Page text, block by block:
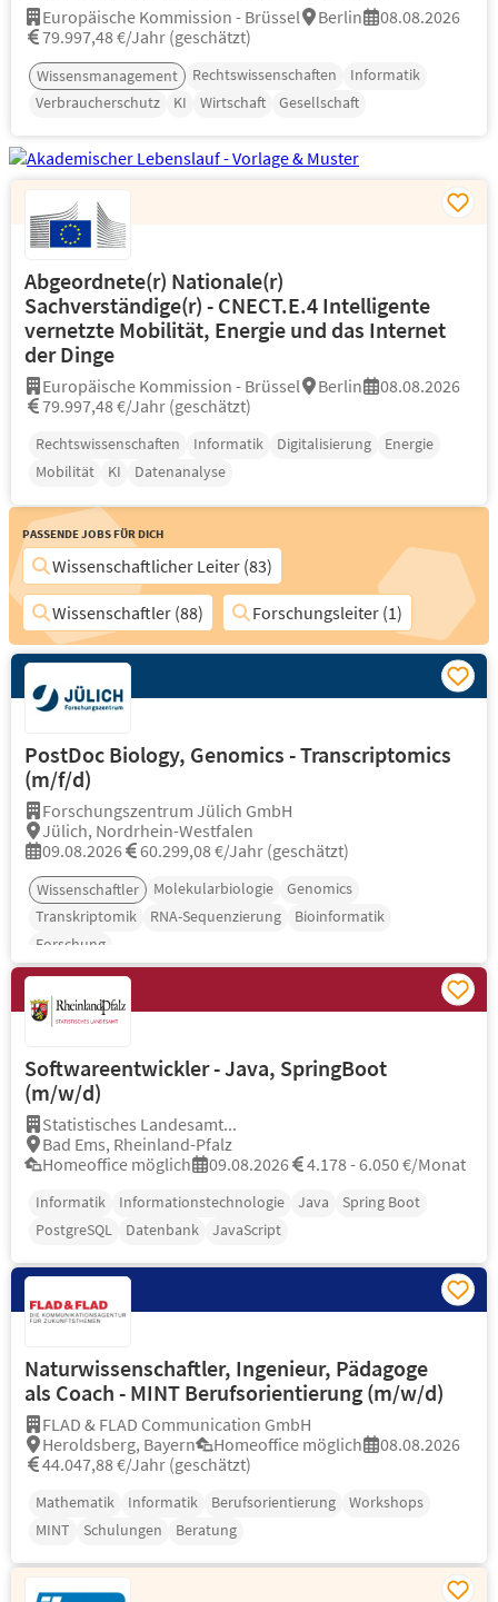
Europäische Kommission - Brüssel Berlin
08.08.2026
79.997,48 €/Jahr (geschätzt)
Wissensmanagement Rechtswissenschaften
Informatik
Verbraucherschutz
KI Wirtschaft Gesellschaft
Abgeordnete(r) Nationale(r)
Sachverständige(r) - CNECT.E.4 Intelligente
vernetzte Mobilität, Energie und das Internet
der Dinge
Europäische Kommission - Brüssel Berlin
08.08.2026
79.997,48 €/Jahr (geschätzt)
Rechtswissenschaften Informatik Digitalisierung
Energie
Mobilität
KI Datenanalyse
Passende Jobs für Dich
Wissenschaftlicher Leiter (83)
Wissenschaftler (88) Forschungsleiter (1)
PostDoc Biology, Genomics - Transcriptomics
(m/f/d)
Forschungszentrum Jülich GmbH
Jülich, Nordrhein-Westfalen
09.08.2026
60.299,08 €/Jahr (geschätzt)
Wissenschaftler Molekularbiologie
Genomics
Transkriptomik
RNA-Sequenzierung
Bioinformatik
Forschung
Softwareentwickler - Java, SpringBoot
(m/w/d)
Statistisches Landesamt...
Bad Ems, Rheinland-Pfalz
Homeoffice möglich
09.08.2026 4.178 - 6.050 €/Monat
Informatik Informationstechnologie Java
Spring Boot
PostgreSQL
Datenbank JavaScript
Naturwissenschaftler, Ingenieur, Pädagoge
als Coach - MINT Berufsorientierung (m/w/d)
FLAD & FLAD Communication GmbH
Heroldsberg, Bayern
Homeoffice möglich
08.08.2026
44.047,88 €/Jahr (geschätzt)
Mathematik Informatik Berufsorientierung
Workshops
MINT
Schulungen Beratung